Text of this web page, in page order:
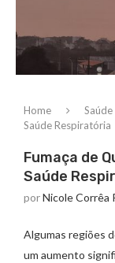
Home Saúde
Saúde Respiratória
Fumaça de
Saúde
porNicole Corrêa
Algumas regiões
um aumento